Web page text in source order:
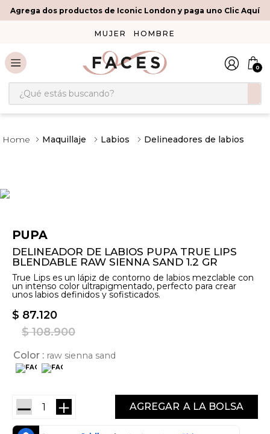
Agrega dos productos de Iconic London y paga uno Clic Aquí
MUJER HOMBRE
0
¿Qué estás buscando?
Maquillaje Labios Delineadores de labios
PUPA
DELINEADOR DE LABIOS PUPA TRUE LIPS
BLENDABLE RAW SIENNA SAND 1.2 GR
True Lips es un lápiz de contorno de labios mezclable con
un intenso color ultrapigmentado, perfecto para crear
unos labios definidos y sofisticados.
$ 87.120
$ 108.900
Color raw sienna sand
＋
－ AGREGAR